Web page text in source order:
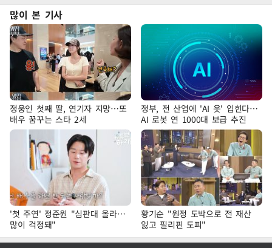
많이 본 기사
정웅인 첫째 딸, 연기자 지망…또
배우 꿈꾸는 스타 2세
정부, 전 산업에 'AI 옷' 입힌다…
AI 로봇 연 1000대 보급 추진
'첫 주연' 정준원 "심판대 올라…
많이 걱정돼"
황기순 "원정 도박으로 전 재산
잃고 필리핀 도피"